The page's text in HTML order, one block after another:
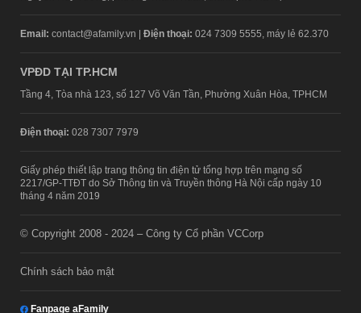
Email: contact@afamily.vn | Điện thoại: 024 7309 5555, máy lẻ 62.370
VPĐD TẠI TP.HCM
Tầng 4, Tòa nhà 123, số 127 Võ Văn Tần, Phường Xuân Hòa, TPHCM
Điện thoại: 028 7307 7979
Giấy phép thiết lập trang thông tin điện tử tổng hợp trên mạng số
2217/GP-TTĐT do Sở Thông tin và Truyền thông Hà Nội cấp ngày 10
tháng 4 năm 2019
© Copyright 2008 - 2024 – Công ty Cổ phần VCCorp
Chính sách bảo mật
Fanpage aFamily